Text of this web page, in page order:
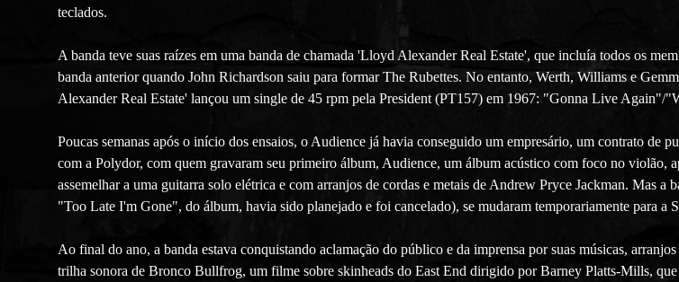
teclados.
A banda teve suas raízes em uma banda de chamada 'Lloyd Alexander Real Estate', que incluía todos os
banda anterior quando John Richardson saiu para formar The Rubettes. No entanto, Werth, Williams e
Alexander Real Estate' lançou um single de 45 rpm pela President (PT157) em 1967: "Gonna Live Again"/
Poucas semanas após o início dos ensaios, o Audience já havia conseguido um empresário, um contrato de
com a Polydor, com quem gravaram seu primeiro álbum, Audience, um álbum acústico com foco no violão,
assemelhar a uma guitarra solo elétrica e com arranjos de cordas e metais de Andrew Pryce Jackman. Mas
"Too Late I'm Gone", do álbum, havia sido planejado e foi cancelado), se mudaram temporariamente para a
Ao final do ano, a banda estava conquistando aclamação do público e da imprensa por suas músicas,
trilha sonora de Bronco Bullfrog, um filme sobre skinheads do East End dirigido por Barney Platts-Mills,